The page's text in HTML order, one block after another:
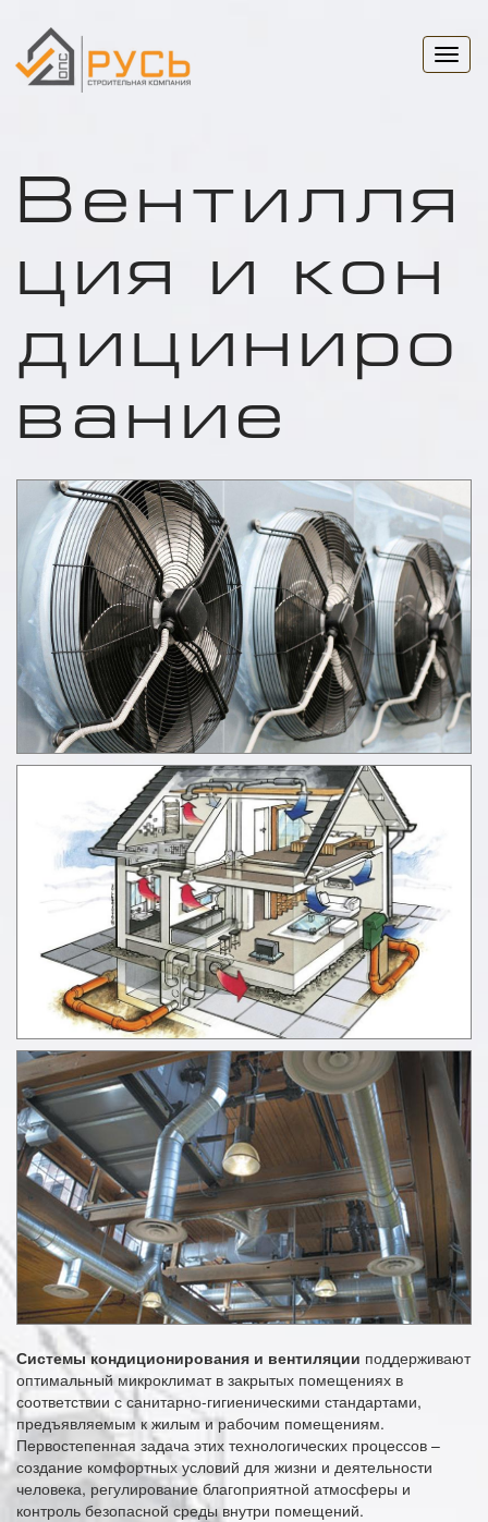
Вентилля
ция и кон
дициниро
вание
Системы кондиционирования и вентиляции поддерживают
оптимальный микроклимат в закрытых помещениях в
соответствии с санитарно-гигиеническими стандартами,
предъявляемым к жилым и рабочим помещениям.
Первостепенная задача этих технологических процессов –
создание комфортных условий для жизни и деятельности
человека, регулирование благоприятной атмосферы и
контроль безопасной среды внутри помещений.